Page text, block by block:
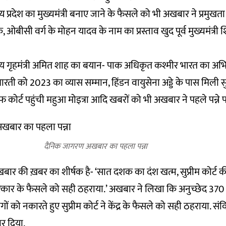
प्रदेश का मुख्यमंत्री बनाए जाने के फैसले को भी अखबार ने
वर्ग के मोहन यादव के नाम का प्रस्ताव खुद पूर्व मुख्यमंत्री
गृहमंत्री अमित शाह का बयान- पाक अधिकृत कश्मीर भारत का
को 2023 का व्यास सम्मान, हिंडन वायुसेना अड्डे के पास
पहुंची महुआ मोइत्रा आदि खबरों को भी अखबार ने पहले पन्ने
दैनिक जागरण अखबार का पहला पन्ना
की ख़बर का शीर्षक है- ‘सात दशक का दंश खत्म, सुप्रीम कोर्ट
के फैसले को सही ठहराया.’ अखबार ने लिखा कि अनुच्छेद
को नकारते हुए सुप्रीम कोर्ट ने केंद्र के फैसले को सही ठहराया.